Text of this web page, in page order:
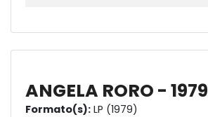
ANGELA RORO - 1979
Formato(s): LP (1979)